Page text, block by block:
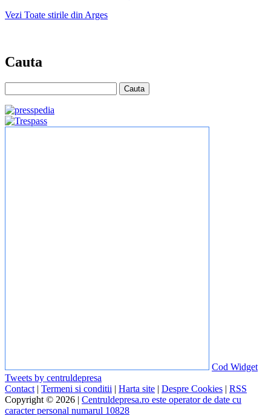
Vezi Toate stirile din Arges
Cauta
Cod Widget
Tweets by centruldepresa
Contact | Termeni si conditii | Harta site | Despre Cookies | RSS
Copyright © 2026 | Centruldepresa.ro este operator de date cu
caracter personal numarul 10828